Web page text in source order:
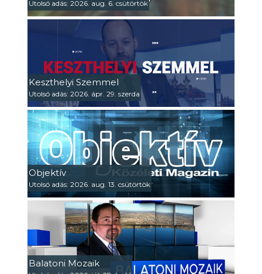
Utolsó adás: 2026. aug. 6. csütörtök
Keszthelyi Szemmel
Utolsó adás: 2026. ápr. 29. szerda
Objektív
Utolsó adás: 2026. aug. 13. csütörtök
Balatoni Mozaik